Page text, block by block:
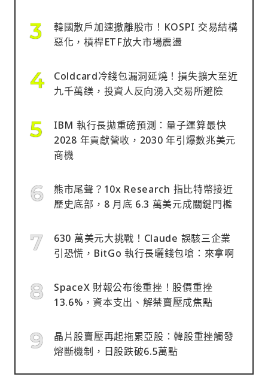
韓國散戶加速撤離股市！KOSPI 交易結構
惡化，槓桿ETF放大市場震盪
Coldcard冷錢包漏洞延燒！損失擴大至近
九千萬鎂，投資人反向湧入交易所避險
IBM 執行長拋重磅預測：量子運算最快
2028 年貢獻營收，2030 年引爆數兆美元
商機
熊市尾聲？10x Research 指比特幣接近
歷史底部，8 月底 6.3 萬美元成關鍵門檻
630 萬美元大挑戰！Claude 誤駭三企業
引恐慌，BitGo 執行長曬錢包嗆：來拿啊
SpaceX 財報公布後重挫！股價重挫
13.6%，資本支出、解禁賣壓成焦點
晶片股賣壓再起拖累亞股：韓股重挫觸發
熔斷機制，日股跌破6.5萬點